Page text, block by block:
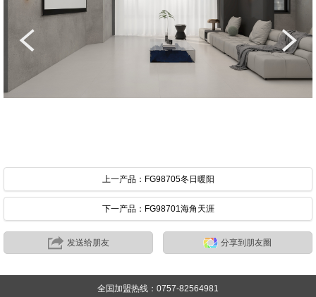
上一产品：FG98705冬日暖阳
下一产品：FG98701海角天涯
发送给朋友 分享到朋友圈
全国加盟热线：0757-82564981